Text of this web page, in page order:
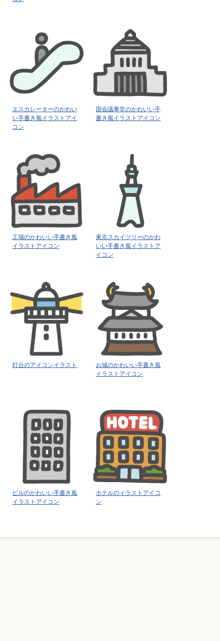
エスカレーターのかわい
い手書き風イラストアイ
コン
国会議事堂のかわいい手
書き風イラストアイコン
工場のかわいい手書き風
イラストアイコン
東京スカイツリーのかわ
いい手書き風イラストア
イコン
灯台のアイコンイラスト
お城のかわいい手書き風
イラストアイコン
ビルのかわいい手書き風
イラストアイコン
ホテルのイラストアイコ
ン